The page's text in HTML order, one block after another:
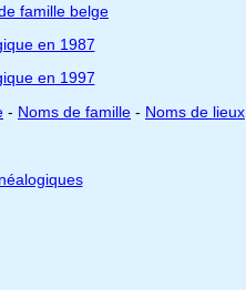
famille belge
en 1987
en 1997
- Noms de famille - Noms de lieux